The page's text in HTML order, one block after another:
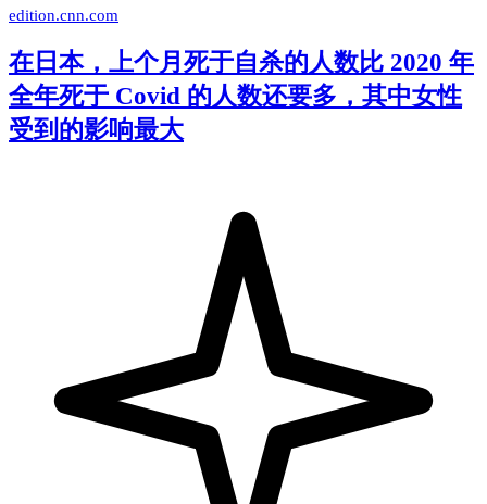
edition.cnn.com
在日本，上个月死于自杀的人数比 2020 年
全年死于 Covid 的人数还要多，其中女性
受到的影响最大